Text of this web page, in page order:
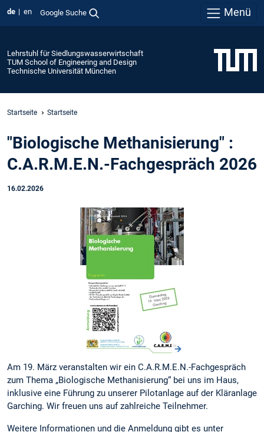
de en Google Suche Menü
Lehrstuhl für Siedlungswasserwirtschaft
TUM School of Engineering and Design
Technische Universität München
Startseite Startseite
"Biologische Methanisierung" :
C.A.R.M.E.N.-Fachgespräch 2026
16.02.2026
Am 19. März veranstalten wir ein C.A.R.M.E.N.-Fachgespräch
zum Thema „Biologische Methanisierung“ bei uns im Haus,
inklusive eine Führung zu unserer Pilotanlage auf der Kläranlage
Garching. Wir freuen uns auf zahlreiche Teilnehmer.
Weitere Informationen und die Anmeldung gibt es unter